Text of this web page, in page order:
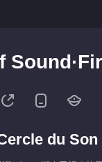
du Son